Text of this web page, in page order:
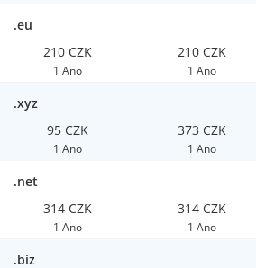
.eu
210 CZK
1 Ano
210 CZK
1 Ano
.xyz
95 CZK
1 Ano
373 CZK
1 Ano
.net
314 CZK
1 Ano
314 CZK
1 Ano
.biz